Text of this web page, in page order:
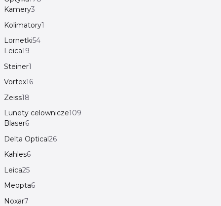
Kamery3
Kolimatory1
Lornetki54
Leica19
Steiner1
Vortex16
Zeiss18
Lunety celownicze109
Blaser6
Delta Optical26
Kahles6
Leica25
Meopta6
Noxar7